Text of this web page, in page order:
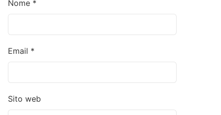
Nome *
Email *
Sito web